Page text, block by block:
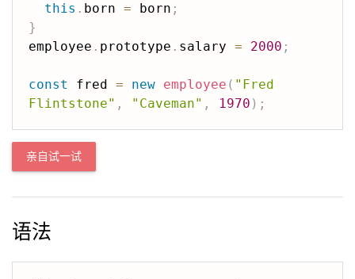
this . born = born ;
}
employee . prototype . salary = 2000 ;
const fred = new employee ( "Fred
Flintstone" , "Caveman" , 1970 ) ;
亲自试一试
语法